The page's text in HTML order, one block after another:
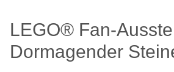
LEGO® Fan-
Dormagender